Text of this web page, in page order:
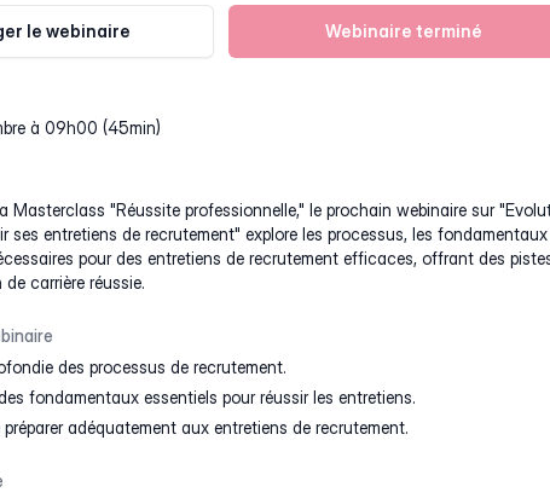
le webinaire Webinaire terminé
à 09h00 (45min)
Masterclass "Réussite professionnelle," le prochain webinaire sur
ses entretiens de recrutement" explore les processus, les
pour des entretiens de recrutement efficaces, offrant des
carrière réussie.
des processus de recrutement.
fondamentaux essentiels pour réussir les entretiens.
adéquatement aux entretiens de recrutement.